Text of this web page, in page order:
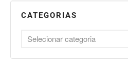
CATEGORIAS